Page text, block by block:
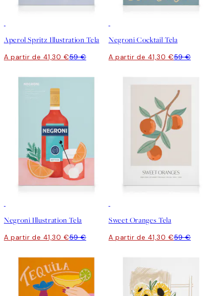
Aperol Spritz Illustration Tela
A partir de 41,30 €59 €
Negroni Cocktail Tela
A partir de 41,30 €59 €
Negroni Illustration Tela
A partir de 41,30 €59 €
Sweet Oranges Tela
A partir de 41,30 €59 €